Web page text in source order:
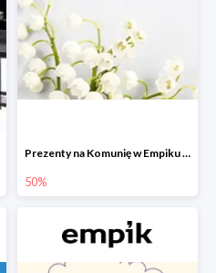
Prezenty na Komunię w Empiku do -50%
50%